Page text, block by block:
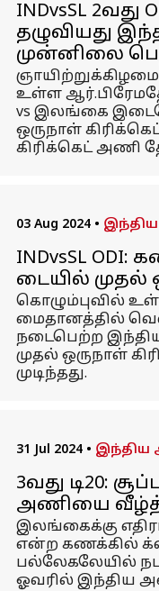
INDvsSL
தழுவியது
முன்னிலை
உள்ள
vs இலங்கை
ஒருநாள்
கிரிக்கெட் அணி
03 Aug 2024 •
INDvsSL ODI:
டையில் முதல்
கொழும்புவில்
மைதானத்தில்
நடைபெற்ற
முதல் ஒருநாள்
முடிந்தது.
31 Jul 2024 • இந்திய
3வது டி20:
அணியை
இலங்கைக்கு
என்ற கணக்கில்
பல்லேகலேயில்
ஓவரில் இந்திய